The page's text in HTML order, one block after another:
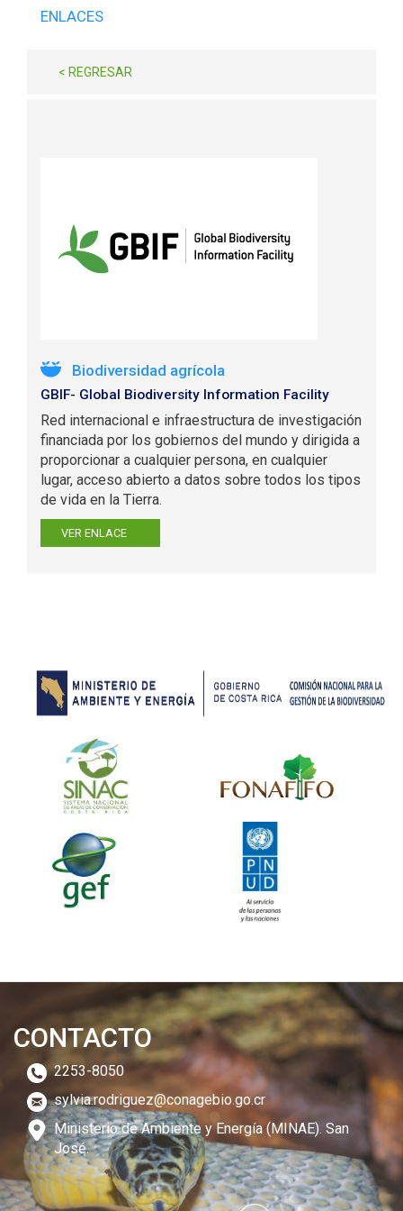
ENLACES
< REGRESAR
Biodiversidad agrícola
GBIF- Global Biodiversity Information Facility
Red internacional e infraestructura de investigación
financiada por los gobiernos del mundo y dirigida a
proporcionar a cualquier persona, en cualquier
lugar, acceso abierto a datos sobre todos los tipos
de vida en la Tierra.
VER ENLACE
CONTACTO
2253-8050
sylvia.rodriguez@conagebio.go.cr
Ministerio de Ambiente y Energía (MINAE). San
José.